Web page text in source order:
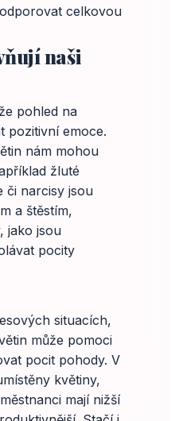
celkovou
naši
pohled na
pozitivní emoce.
nám mohou
žluté
či narcisy jsou
a štěstím,
jako jsou
pocity
situacích,
může pomoci
pocit pohody. V
květiny,
mají nižší